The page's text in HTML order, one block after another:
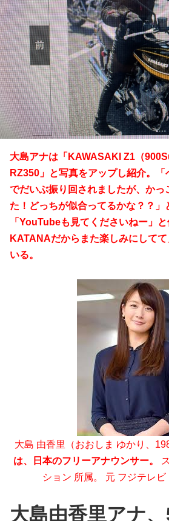
大島アナは「KAWASAKI Z1（
RZ350」と写真をアップし紹介。
でだいぶ振り回されましたが、かっ
た！どっちが似合ってるかな？？」
「YouTubeも見てくださいねー」
KATANAだからまた楽しみにして
いる。
大島 由香里（おおしま ゆかり、
は、日本のフリーアナウンサー。
ション 所属。 元 フジテレビ
大島由香里アナ